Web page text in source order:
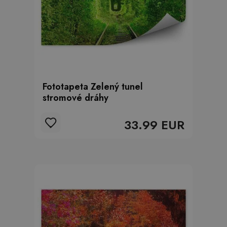
Fototapeta Zelený tunel
stromové dráhy
33.99 EUR